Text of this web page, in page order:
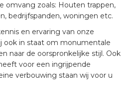
omvang zoals: Houten trappen,
bedrijfspanden, woningen etc.
en ervaring van onze
ook in staat om monumentale
naar de oorspronkelijke stijl. Ook
voor een ingrijpende
verbouwing staan wij voor u